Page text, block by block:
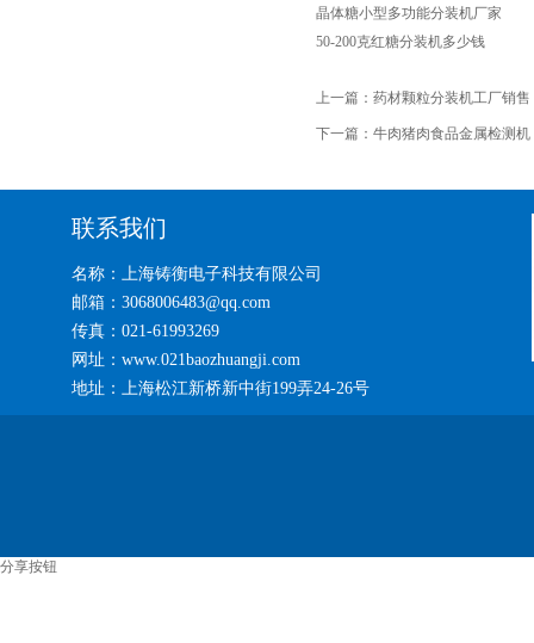
晶体糖小型多功能分装机厂家
50-200克红糖分装机多少钱
上一篇： 药材颗粒分装机工厂销售
下一篇： 牛肉猪肉食品金属检测机
联系我们
名称：上海铸衡电子科技有限公司
邮箱：3068006483@qq.com
传真：021-61993269
网址：www.021baozhuangji.com
地址：上海松江新桥新中街199弄24-26号
分享按钮